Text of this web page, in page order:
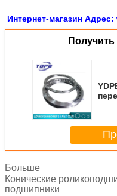
Интернет-магазин
Больше
Конические
подшипники